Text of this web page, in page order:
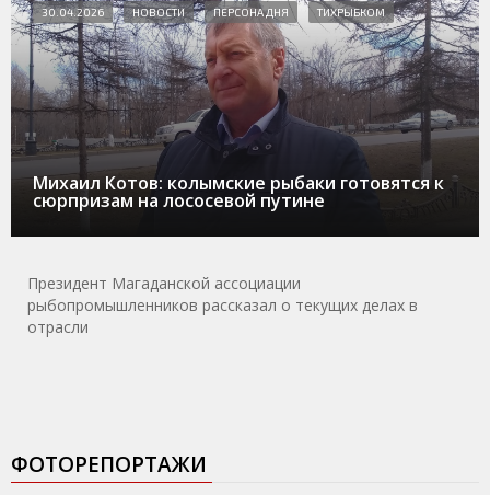
Михаил Котов: колымские рыбаки готовятся к
сюрпризам на лососевой путине
30.04.2026 НОВОСТИ ПЕРСОНА ДНЯ ТИХРЫБКОМ
Президент Магаданской ассоциации
рыбопромышленников рассказал о текущих делах в
отрасли
ФОТОРЕПОРТАЖИ